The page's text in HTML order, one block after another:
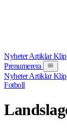
NyheterArtiklar
Prenumerera
NyheterArtiklar
Fotboll